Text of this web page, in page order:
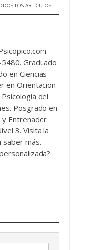
LOS ARTÍCULOS
Graduado
en Ciencias
en Orientación
del
Posgrado en
y Entrenador
3. Visita la
saber más.